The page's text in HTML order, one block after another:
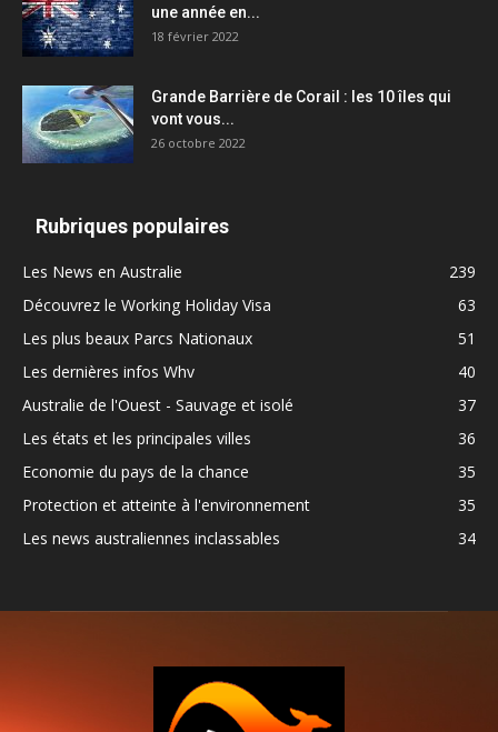
une année en...
18 février 2022
Grande Barrière de Corail : les 10 îles qui
vont vous...
26 octobre 2022
Rubriques populaires
Les News en Australie
239
Découvrez le Working Holiday Visa
63
Les plus beaux Parcs Nationaux
51
Les dernières infos Whv
40
Australie de l'Ouest - Sauvage et isolé
37
Les états et les principales villes
36
Economie du pays de la chance
35
Protection et atteinte à l'environnement
35
Les news australiennes inclassables
34